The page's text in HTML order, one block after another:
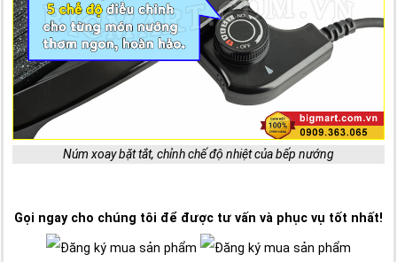
Núm xoay bặt tắt, chỉnh chế độ nhiệt của bếp nướng
Gọi ngay cho chúng tôi để được tư vấn và phục vụ tốt nhất!